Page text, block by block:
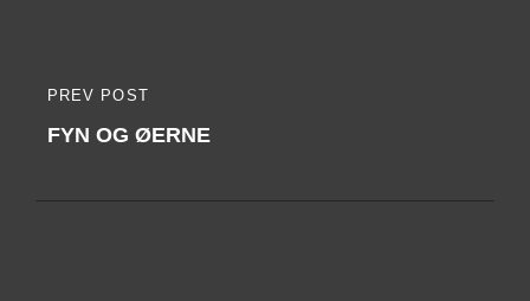
Indlægsnavigation
PREVIOUS
POST
PREV POST
FYN OG ØERNE